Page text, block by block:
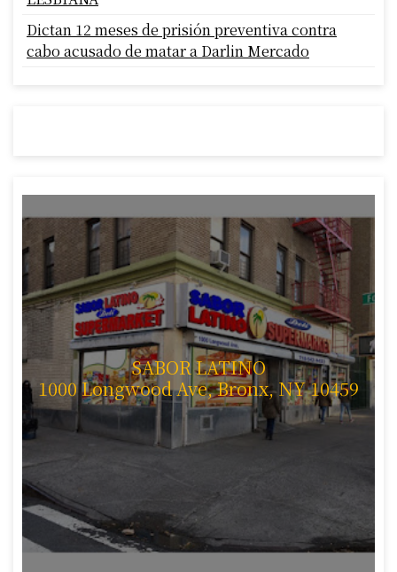
Dictan 12 meses de prisión preventiva contra
cabo acusado de matar a Darlin Mercado
SABOR LATINO
1000 Longwood Ave, Bronx, NY 10459